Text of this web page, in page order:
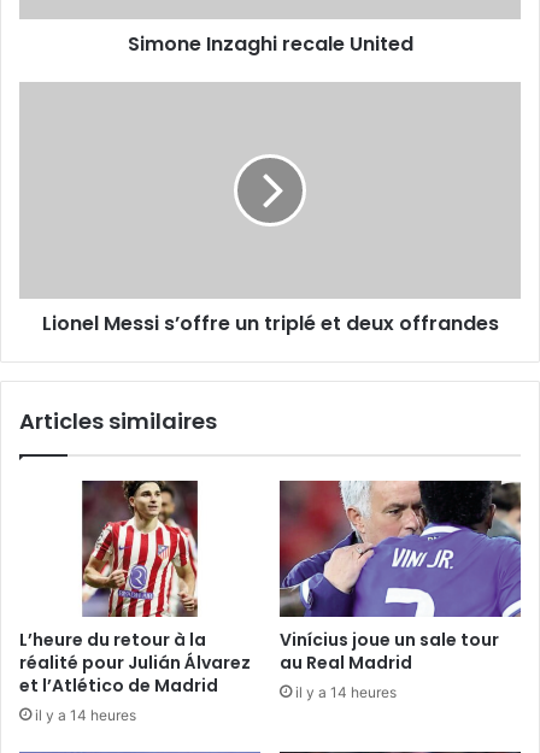
Simone Inzaghi recale United
Lionel Messi s’offre un triplé et deux offrandes
Articles similaires
L’heure du retour à la
réalité pour Julián Álvarez
et l’Atlético de Madrid
il y a 14 heures
Vinícius joue un sale tour
au Real Madrid
il y a 14 heures